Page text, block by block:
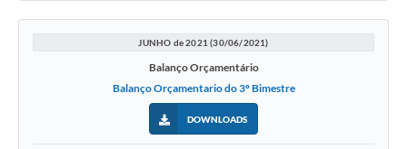
JUNHO de 2021 (30/06/2021)
Balanço Orçamentário
Balanço Orçamentario do 3º Bimestre
DOWNLOADS